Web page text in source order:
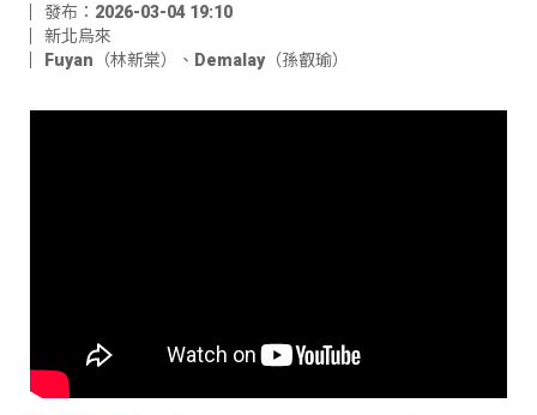
發布：2026-03-04 19:10
新北烏來
Fuyan（林新棠）
、 Demalay（孫叡瑜）